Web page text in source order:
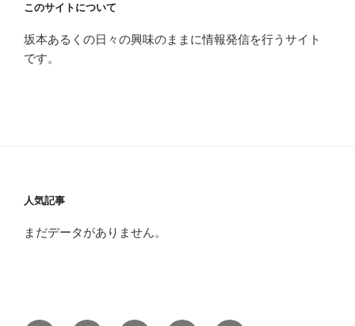
ン
このサイトについて
坂本あるくの日々の興味のままに情報発信を行うサイト
です。
人気記事
まだデータがありません。